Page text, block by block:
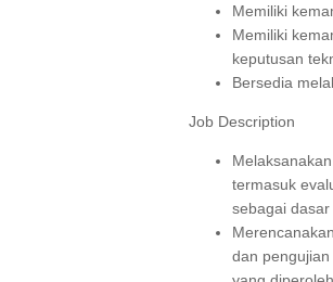
Memiliki
Memiliki
keputusan
Bersedia
Job Description
termasuk
sebagai
dan